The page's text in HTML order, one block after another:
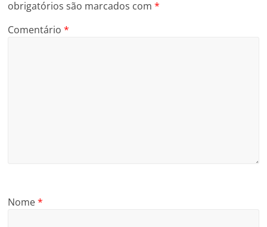
obrigatórios são marcados com*
Comentário*
Nome*